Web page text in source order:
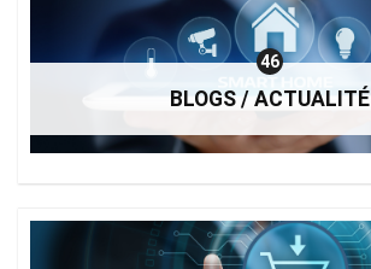
BLOGS / ACTUALITÉ
46